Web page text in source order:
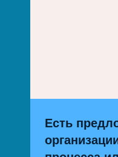
Есть